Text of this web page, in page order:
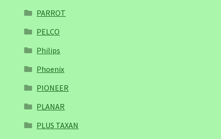
PARROT
PELCO
Philips
Phoenix
PIONEER
PLANAR
PLUS TAXAN